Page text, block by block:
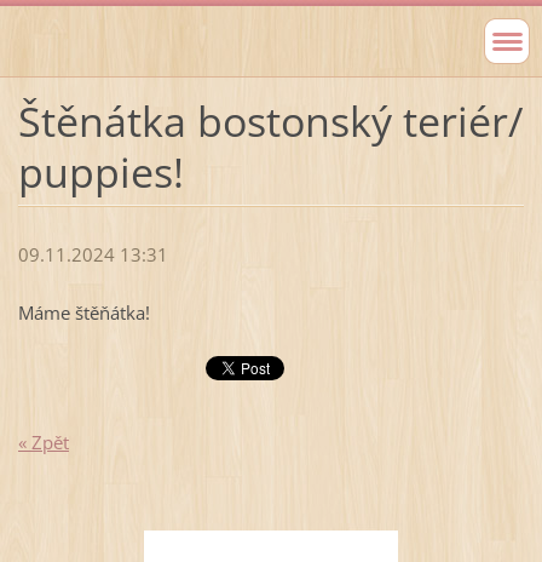
Štěnátka bostonský teriér/
puppies!
09.11.2024 13:31
Máme štěňátka!
« Zpět